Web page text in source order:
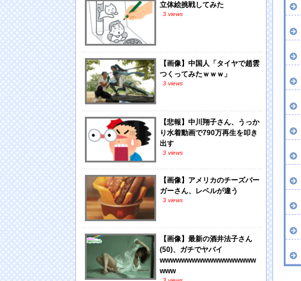
立体絵挑戦してみた
3 views
【画像】中国人「タイヤで趙雲
つくってみたｗｗｗ」
3 views
【悲報】中川翔子さん、うっか
り水着動画で790万再生を叩き
出す
3 views
【画像】アメリカのチーズバー
ガーさん、レベルが違う
3 views
【画像】最新の酒井法子さん
(50)、ガチでヤバイ
wwwwwwwwwwwwwwwwww
www